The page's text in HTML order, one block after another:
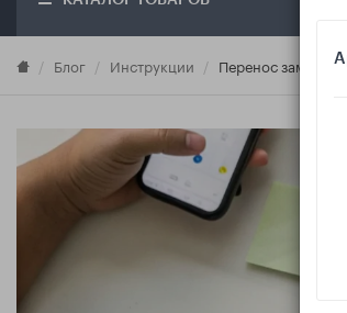
Блог Инструкции Перенос заметок